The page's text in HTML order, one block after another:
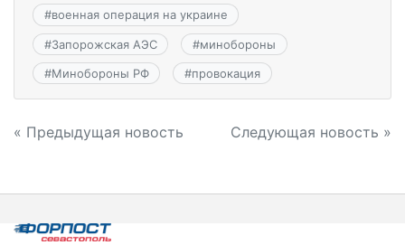
#военная операция на украине
#Запорожская АЭС #минобороны
#Минобороны РФ #провокация
Навигация
записям
« Предыдущая новость Следующая новость »